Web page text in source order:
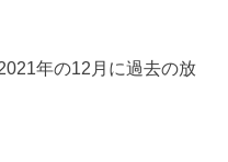
年の12月に過去の放